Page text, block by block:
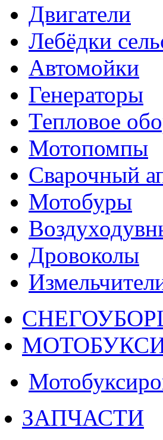
Двигатели
Лебёдки
Автомойки
Генераторы
Тепловое
Мотопомпы
Сварочный
Мотобуры
Дровоколы
ЗАПЧАСТИ